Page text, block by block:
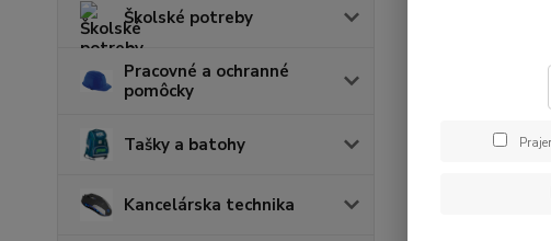
Školské potreby
Pracovné a ochranné
pomôcky
Tašky a batohy
Kancelárska technika